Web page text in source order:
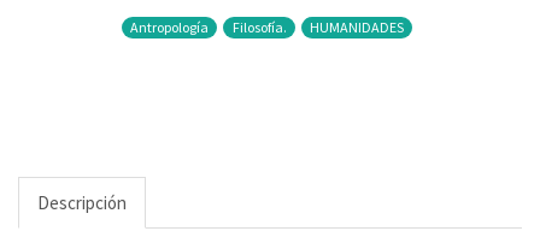
Antropología Filosofía. HUMANIDADES
Descripción